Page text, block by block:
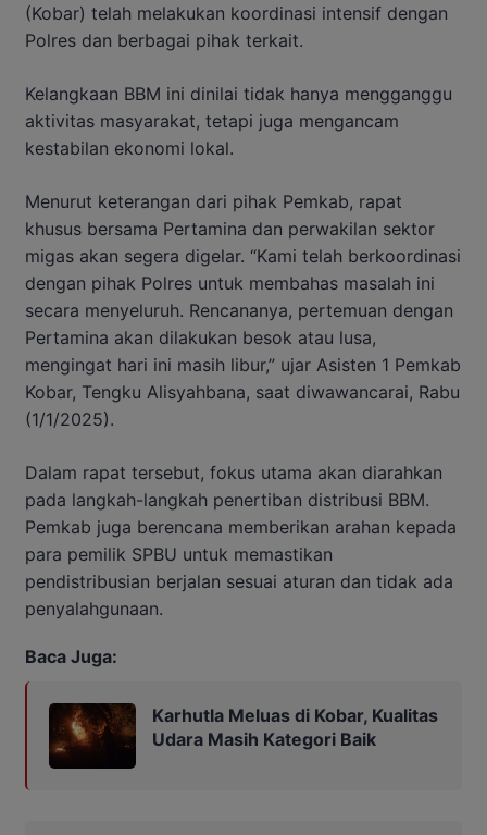
(Kobar) telah melakukan koordinasi intensif dengan
Polres dan berbagai pihak terkait.
Kelangkaan BBM ini dinilai tidak hanya mengganggu
aktivitas masyarakat, tetapi juga mengancam
kestabilan ekonomi lokal.
Menurut keterangan dari pihak Pemkab, rapat
khusus bersama Pertamina dan perwakilan sektor
migas akan segera digelar. “Kami telah berkoordinasi
dengan pihak Polres untuk membahas masalah ini
secara menyeluruh. Rencananya, pertemuan dengan
Pertamina akan dilakukan besok atau lusa,
mengingat hari ini masih libur,” ujar Asisten 1 Pemkab
Kobar, Tengku Alisyahbana, saat diwawancarai, Rabu
(1/1/2025).
Dalam rapat tersebut, fokus utama akan diarahkan
pada langkah-langkah penertiban distribusi BBM.
Pemkab juga berencana memberikan arahan kepada
para pemilik SPBU untuk memastikan
pendistribusian berjalan sesuai aturan dan tidak ada
penyalahgunaan.
Baca Juga:
Karhutla Meluas di Kobar, Kualitas
Udara Masih Kategori Baik